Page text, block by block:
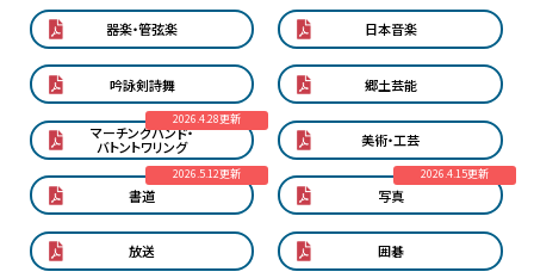
器楽・管弦楽 日本音楽
吟詠剣詩舞 郷土芸能
2026.4.28更新
マーチングバンド・
バトントワリング 美術・工芸
2026.5.12更新
書道
2026.4.15更新
写真
放送 囲碁